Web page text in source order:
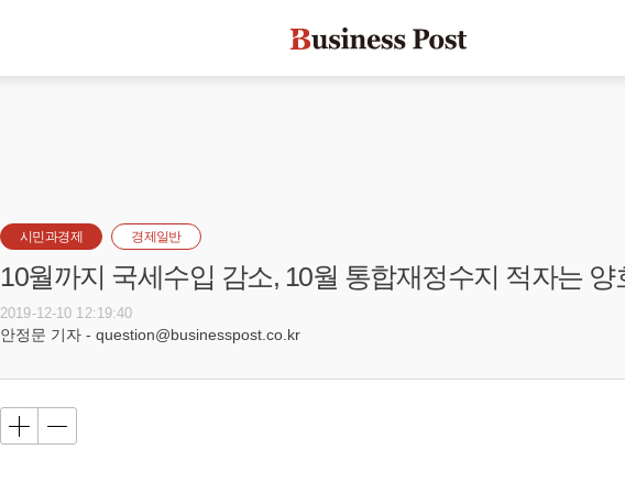
시민과경제 경제일반
10월까지 국세수입 감소, 10월 통합재정수지 적자는 양
2019-12-10 12:19:40
안정문 기자 - question@businesspost.co.kr